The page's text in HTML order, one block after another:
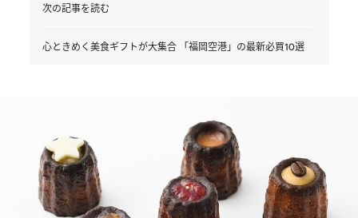
次の記事を読む
心ときめく美食ギフトが大集合 「福岡空港」の最新必買10選